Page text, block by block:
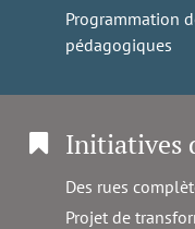
Programmation
pédagogiques
Initiatives
Des rues
Projet de